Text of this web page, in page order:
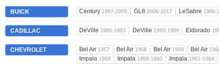
BUICK Century 1997-2005 GL8 2006-2017 LeSabre 1986-
CADILLAC DeVille 1985-1993 DeVille 1993-1999 Eldorado
CHEVROLET Bel Air 1957 Bel Air 1958 Bel Air 1959 Bel Air
Impala 1958 Impala 1959-1960 Impala 1961-1964